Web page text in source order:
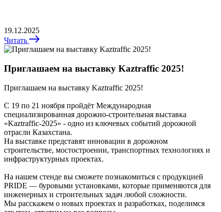
19.12.2025
Читать
Приглашаем на выставку Kaztraffic 2025!
Приглашаем на выставку Kaztraffic 2025!
С 19 по 21 ноября пройдёт Международная
специализированная дорожно-строительная выставка
«Kaztraffic-2025» - одно из ключевых событий дорожной
отрасли Казахстана.
На выставке представят инновации в дорожном
строительстве, мостостроении, транспортных технологиях и
инфраструктурных проектах.
На нашем стенде вы сможете познакомиться с продукцией
PRIDE — буровыми установками, которые применяются для
инженерных и строительных задач любой сложности.
Мы расскажем о новых проектах и разработках, поделимся